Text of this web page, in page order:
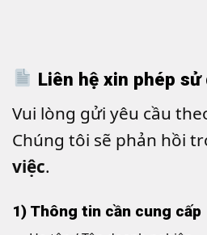
Liên hệ xin phép sử
Vui lòng gửi yêu cầu
Chúng tôi sẽ phản hồi
việc.
1) Thông tin cần cung cấp